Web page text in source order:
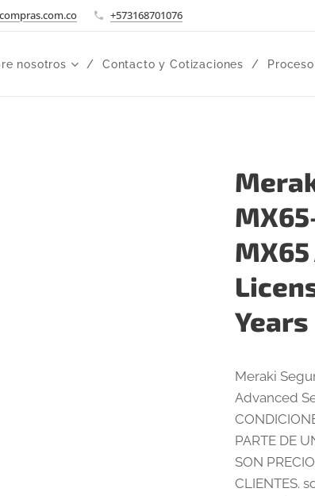
+573168701076
nosotros Contacto y Cotizaciones
Years
Meraki
Advanced
PARTE DE
SON
CLIENTES.